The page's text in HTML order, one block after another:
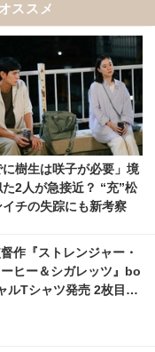
ススメ
に樹生は咲子が必要」境
2人が急接近？ “充”松
イチの失踪にも新考察
作『ストレンジャー・
ヒー＆シガレッツ』bo
Tシャツ発売 2枚目の